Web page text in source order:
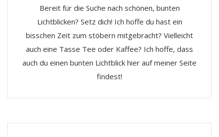
Bereit für die Suche nach schönen, bunten
Lichtblicken? Setz dich! Ich hoffe du hast ein
bisschen Zeit zum stöbern mitgebracht? Vielleicht
auch eine Tasse Tee oder Kaffee? Ich hoffe, dass
auch du einen bunten Lichtblick hier auf meiner Seite
findest!